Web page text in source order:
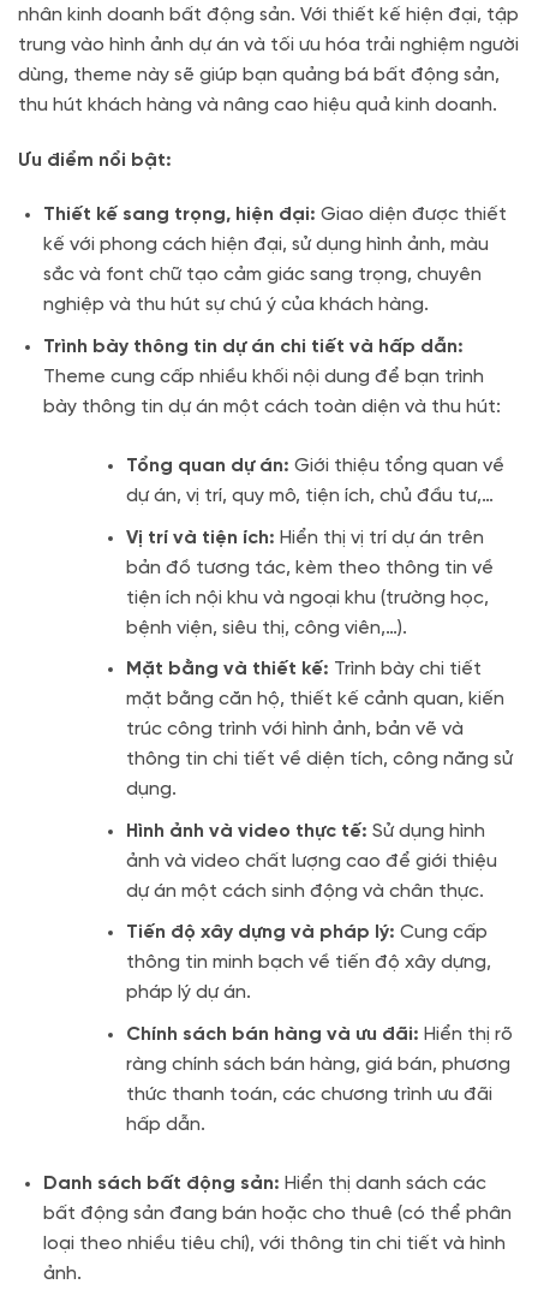
nhân kinh doanh bất động sản. Với thiết kế hiện đại, tập
trung vào hình ảnh dự án và tối ưu hóa trải nghiệm người
dùng, theme này sẽ giúp bạn quảng bá bất động sản,
thu hút khách hàng và nâng cao hiệu quả kinh doanh.
Ưu điểm nổi bật:
Thiết kế sang trọng, hiện đại: Giao diện được thiết
kế với phong cách hiện đại, sử dụng hình ảnh, màu
sắc và font chữ tạo cảm giác sang trọng, chuyên
nghiệp và thu hút sự chú ý của khách hàng.
Trình bày thông tin dự án chi tiết và hấp dẫn:
Theme cung cấp nhiều khối nội dung để bạn trình
bày thông tin dự án một cách toàn diện và thu hút:
Tổng quan dự án: Giới thiệu tổng quan về
dự án, vị trí, quy mô, tiện ích, chủ đầu tư,…
Vị trí và tiện ích: Hiển thị vị trí dự án trên
bản đồ tương tác, kèm theo thông tin về
tiện ích nội khu và ngoại khu (trường học,
bệnh viện, siêu thị, công viên,…).
Mặt bằng và thiết kế: Trình bày chi tiết
mặt bằng căn hộ, thiết kế cảnh quan, kiến
trúc công trình với hình ảnh, bản vẽ và
thông tin chi tiết về diện tích, công năng sử
dụng.
Hình ảnh và video thực tế: Sử dụng hình
ảnh và video chất lượng cao để giới thiệu
dự án một cách sinh động và chân thực.
Tiến độ xây dựng và pháp lý: Cung cấp
thông tin minh bạch về tiến độ xây dựng,
pháp lý dự án.
Chính sách bán hàng và ưu đãi: Hiển thị rõ
ràng chính sách bán hàng, giá bán, phương
thức thanh toán, các chương trình ưu đãi
hấp dẫn.
Danh sách bất động sản: Hiển thị danh sách các
bất động sản đang bán hoặc cho thuê (có thể phân
loại theo nhiều tiêu chí), với thông tin chi tiết và hình
ảnh.